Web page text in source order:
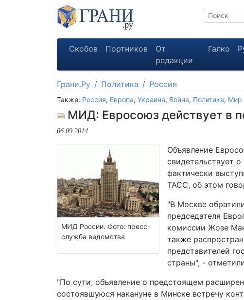
Скобов Портников
От
редакции
Галко
Грани.Ру Политика Россия
Также: Россия, Европа, Украина, Война, Политика, Мир
МИД: Евросоюз действует в
06.09.2014
МИД России. Фото: пресс-
служба ведомства
Объявление
свидетельствует
фактически
ТАСС, об этом
"В Москве
председателя
комиссии Жозе
также
представителей
страны", -
"По сути, объявление о предстоящем
состоявшуюся накануне в Минске встречу